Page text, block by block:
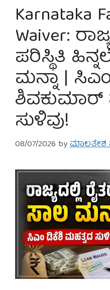
Karnataka
Waiver:
ಪರಿಸ್ಥಿತಿ
ಮನ್ನಾ |
ಶಿವಕುಮಾರ್
ಸುಳಿವು!
08/07/2026 by